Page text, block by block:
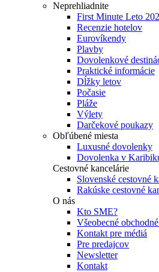
Neprehliadnite
First Minute Leto
Recenzie hotelov
Eurovíkendy
Plavby
Dovolenkové
Praktické informácie
Dĺžky letov
Počasie
Pláže
Výlety
Darčekové poukazy
Obľúbené miesta
Luxusné dovolenky
Dovolenka v
Cestovné kancelárie
Slovenské cestovné
Rakúske cestovné
O nás
Kto SME?
Všeobecné
Kontakt pre médiá
Pre predajcov
Newsletter
Kontakt